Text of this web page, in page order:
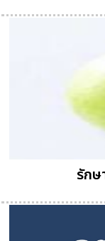
รักษ